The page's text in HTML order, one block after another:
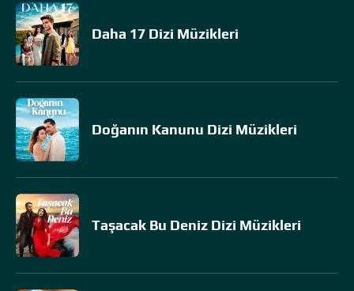
Daha 17 Dizi Müzikleri
Doğanın Kanunu Dizi Müzikleri
Taşacak Bu Deniz Dizi Müzikleri